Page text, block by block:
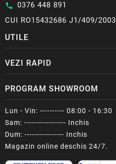
call 0376 448 891
CUI RO15432686 J1/409/2003
UTILE
VEZI RAPID
PROGRAM SHOWROOM
Lun - Vin: ---------- 08:00 - 16:30
Sam: ----------------- Inchis
Dum: ---------------- Inchis
Magazin online deschis 24/7.